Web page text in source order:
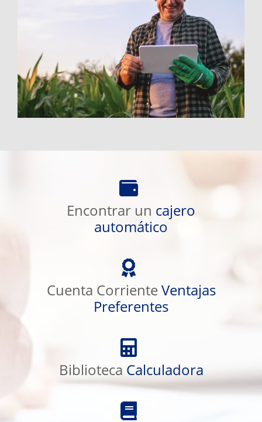
Encontrar un cajero
automático
un
cajero
automático
Cuenta CorrienteVentajas
Preferentes
Cuenta
Corriente
Ventajas
Preferentes
Biblioteca Calculadora
Biblioteca
Calculadora
Educación
Financiera